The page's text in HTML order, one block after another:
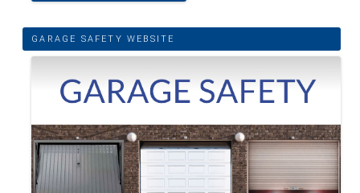
GARAGE SAFETY WEBSITE